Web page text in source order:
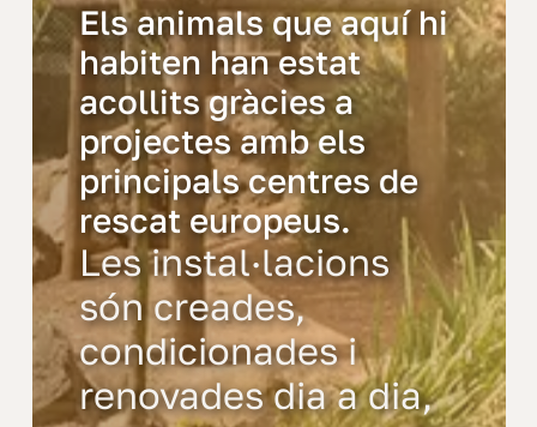
Els animals que aquí hi
habiten han estat
acollits gràcies a
projectes amb els
principals centres de
rescat europeus.
Les instal·lacions
són creades,
condicionades i
renovades dia a dia,